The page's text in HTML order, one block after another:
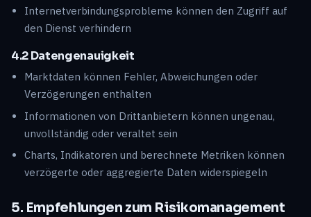
Internetverbindungsprobleme können den Zugriff auf
den Dienst verhindern
4.2 Datengenauigkeit
Marktdaten können Fehler, Abweichungen oder
Verzögerungen enthalten
Informationen von Drittanbietern können ungenau,
unvollständig oder veraltet sein
Charts, Indikatoren und berechnete Metriken können
verzögerte oder aggregierte Daten widerspiegeln
5. Empfehlungen zum Risikomanagement